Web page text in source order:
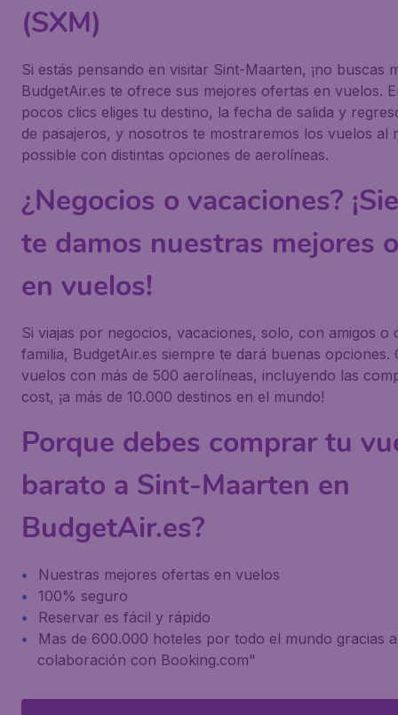
(SXM)
Si estás pensando en visitar Sint-Maarten, ¡no buscas
BudgetAir.es te ofrece sus mejores ofertas en vuelos.
pocos clics eliges tu destino, la fecha de salida y
de pasajeros, y nosotros te mostraremos los vuelos al
possible con distintas opciones de aerolíneas.
¿Negocios o vacaciones?
te damos nuestras mejores
en vuelos!
Si viajas por negocios, vacaciones, solo, con amigos o
familia, BudgetAir.es siempre te dará buenas opciones.
vuelos con más de 500 aerolíneas, incluyendo las
cost, ¡a más de 10.000 destinos en el mundo!
Porque debes comprar tu
barato a Sint-Maarten en
BudgetAir.es?
Nuestras mejores ofertas en vuelos
100% seguro
Reservar es fácil y rápido
Mas de 600.000 hoteles por todo el mundo gracias
colaboración con Booking.com"